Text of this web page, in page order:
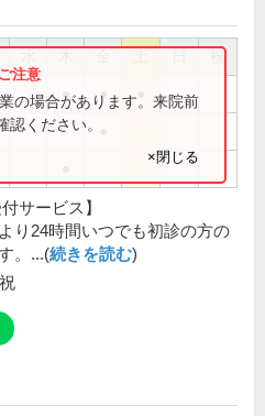
祝
● ●
の場合があります。来院前
ください。
×閉じる
サービス】
り24時間いつでも初診の方の
。...(続きを読む)